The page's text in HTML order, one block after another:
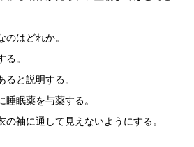
はどれか。
。
ると説明する。
睡眠薬を与薬する。
の袖に通して見えないようにする。